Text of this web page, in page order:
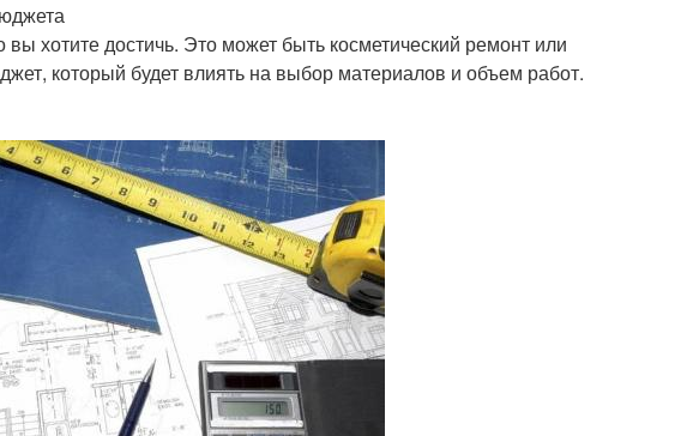
хотите достичь. Это может быть косметический ремонт или
который будет влиять на выбор материалов и объем работ.